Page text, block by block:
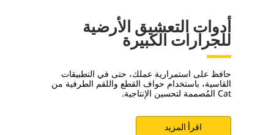
أدوات التعشيق الأرضية
للجرارات الكبيرة
حافظ على استمرارية عملك، حتى في التطبيقات
القاسية، باستخدام حواف القطع واللقم الطرفية من
Cat المُصممة لتحسين الإنتاجية.
اقرأ المزيد